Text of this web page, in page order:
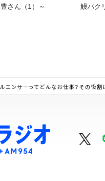
さん（1）～ 鰻パク
エンサ―ってどんなお仕事？その役割